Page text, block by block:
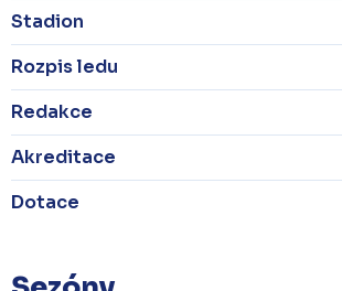
Stadion
Rozpis ledu
Redakce
Akreditace
Dotace